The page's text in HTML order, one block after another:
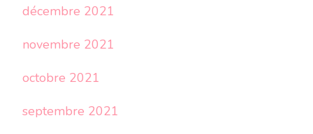
décembre 2021
novembre 2021
octobre 2021
septembre 2021